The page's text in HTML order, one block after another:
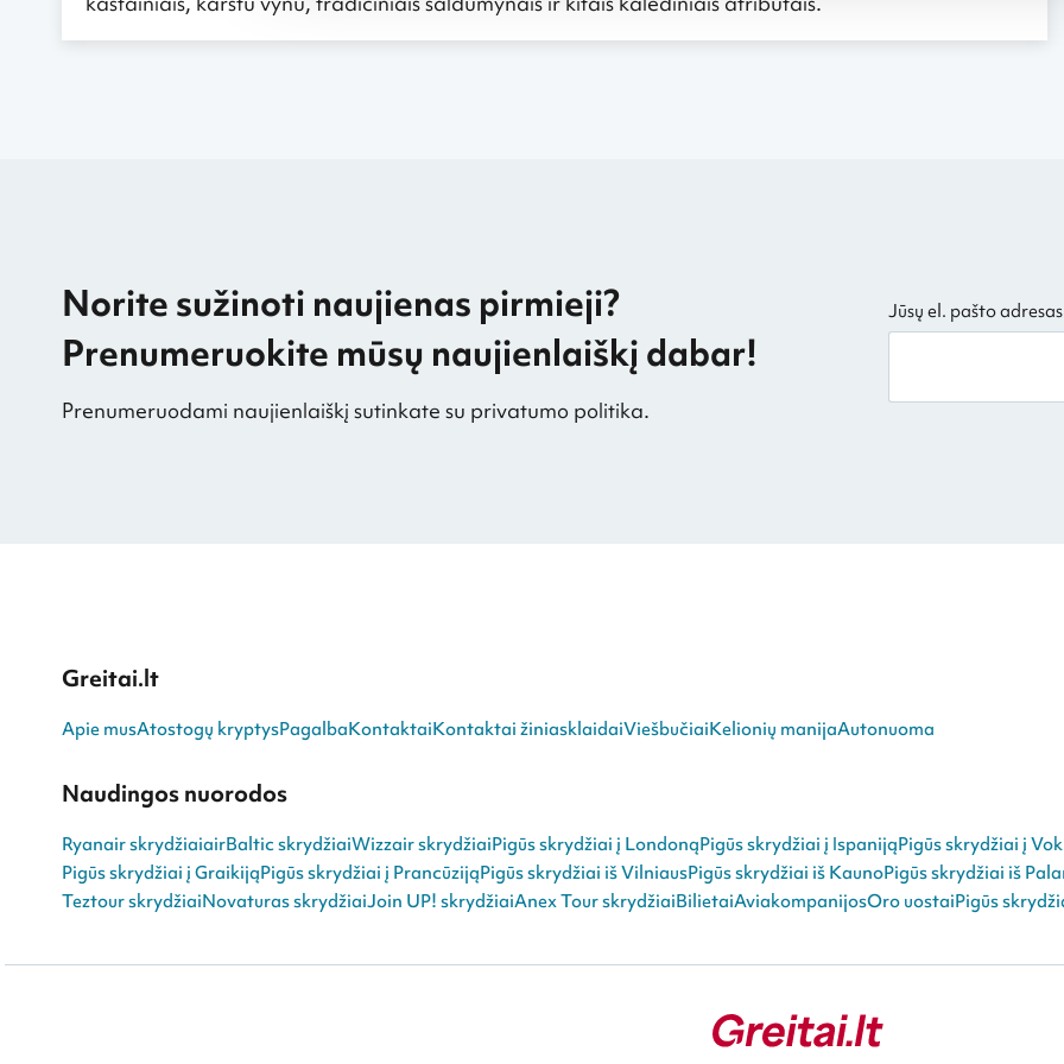
Norite sužinoti naujienas pirmieji?
Prenumeruokite mūsų naujienlaiškį dabar!
Prenumeruodami naujienlaiškį sutinkate su privatumo politika.
Jūsų el. pašto adresas
Greitai.lt
Apie musAtostogų kryptysPagalbaKontaktaiKontaktai žiniasklaidaiViešbučiaiKelionių manijaAutonuoma
Naudingos nuorodos
Ryanair skrydžiaiairBaltic skrydžiaiWizzair skrydžiaiPigūs skrydžiai į LondonąPigūs skrydžiai į IspanijąPigūs skrydžiai į
Pigūs skrydžiai į GraikijąPigūs skrydžiai į PrancūzijąPigūs skrydžiai iš VilniausPigūs skrydžiai iš KaunoPigūs skrydžiai iš
Teztour skrydžiaiNovaturas skrydžiaiJoin UP! skrydžiaiAnex Tour skrydžiaiBilietaiAviakompanijosOro uostaiPigūs